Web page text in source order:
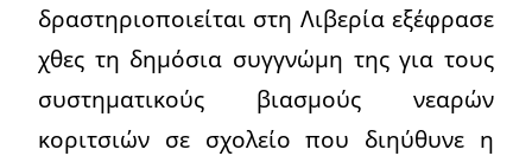
δραστηριοποιείται στη Λιβερία εξέφρασε
χθες τη δημόσια συγγνώμη της για τους
συστηματικούς βιασμούς νεαρών
κοριτσιών σε σχολείο που διηύθυνε η